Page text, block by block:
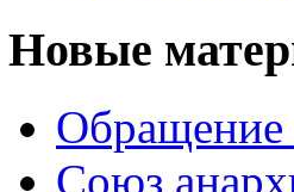
Новые
Союз